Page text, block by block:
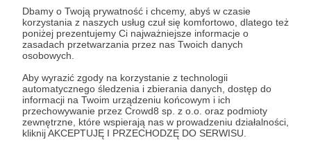
Dbamy o Twoją prywatność i chcemy, abyś w czasie
korzystania z naszych usług czuł się komfortowo, dlatego też
poniżej prezentujemy Ci najważniejsze informacje o
zasadach przetwarzania przez nas Twoich danych
osobowych.
Aby wyrazić zgody na korzystanie z technologii
automatycznego śledzenia i zbierania danych, dostęp do
informacji na Twoim urządzeniu końcowym i ich
przechowywanie przez Crowd8 sp. z o.o. oraz podmioty
zewnętrzne, które wspierają nas w prowadzeniu działalności,
kliknij AKCEPTUJĘ I PRZECHODZĘ DO SERWISU.
jest po przekazaniu podpisanego formularza "Zgodna na
założenie konta przez osobę niepełnoletnią", formularz
dostępny jest na stronie regulaminu Patronite.pl.